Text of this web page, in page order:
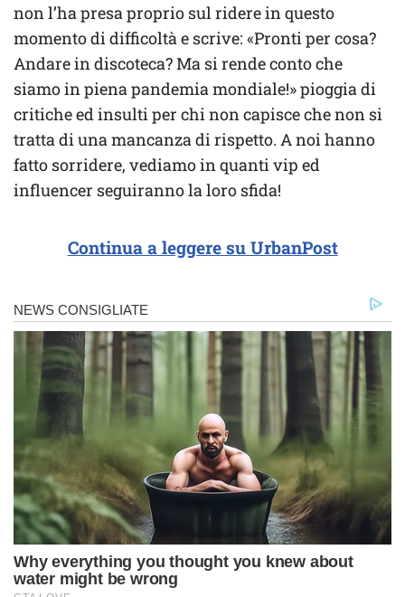
non l’ha presa proprio sul ridere in questo
momento di difficoltà e scrive: «Pronti per cosa?
Andare in discoteca? Ma si rende conto che
siamo in piena pandemia mondiale!» pioggia di
critiche ed insulti per chi non capisce che non si
tratta di una mancanza di rispetto. A noi hanno
fatto sorridere, vediamo in quanti vip ed
influencer seguiranno la loro sfida!
Continua a leggere su UrbanPost